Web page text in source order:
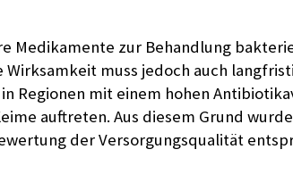
Medikamente zur Behandlung
muss jedoch auch
Regionen mit einem hohen
auftreten. Aus diesem Grund
der Versorgungsqualität